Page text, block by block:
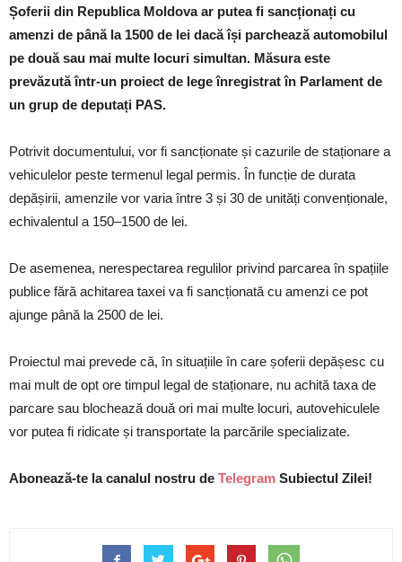
Șoferii din Republica Moldova ar putea fi sancționați cu
amenzi de până la 1500 de lei dacă își parchează automobilul
pe două sau mai multe locuri simultan. Măsura este
prevăzută într-un proiect de lege înregistrat în Parlament de
un grup de deputați PAS.
Potrivit documentului, vor fi sancționate și cazurile de staționare a
vehiculelor peste termenul legal permis. În funcție de durata
depășirii, amenzile vor varia între 3 și 30 de unități convenționale,
echivalentul a 150–1500 de lei.
De asemenea, nerespectarea regulilor privind parcarea în spațiile
publice fără achitarea taxei va fi sancționată cu amenzi ce pot
ajunge până la 2500 de lei.
Proiectul mai prevede că, în situațiile în care șoferii depășesc cu
mai mult de opt ore timpul legal de staționare, nu achită taxa de
parcare sau blochează două ori mai multe locuri, autovehiculele
vor putea fi ridicate și transportate la parcările specializate.
Abonează-te la canalul nostru de Telegram Subiectul Zilei!